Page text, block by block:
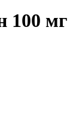
100 мг